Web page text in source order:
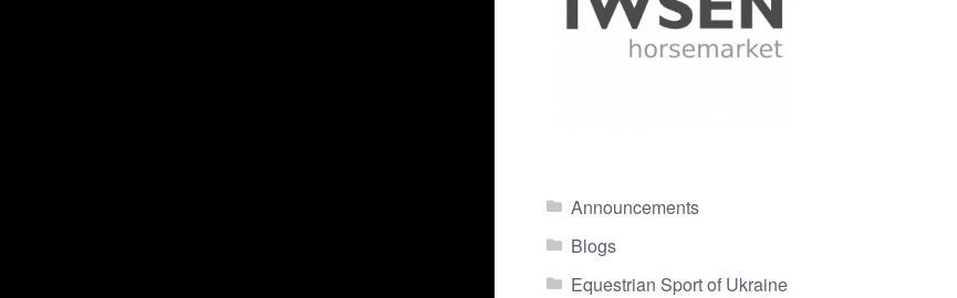
Announcements
Blogs
Equestrian Sport of Ukraine